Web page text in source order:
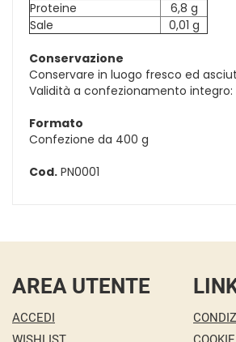
Proteine
6,8 g
Sale
0,01 g
Conservazione
Conservare in luogo fresco ed
Validità a confezionamento integro:
Formato
Confezione da 400 g
Cod. PN0001
AREA UTENTE
ACCEDI